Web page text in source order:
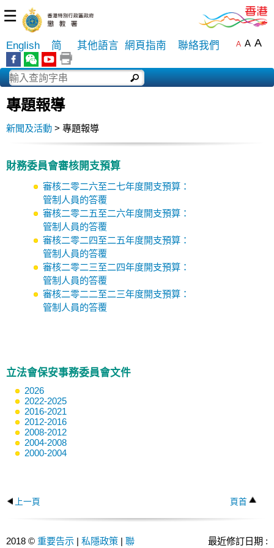
☰
English 简 其他語言 網頁指南 聯絡我們 A A A
專題報導
新聞及活動 > 專題報導
財務委員會審核開支預算
審核二零二六至二七年度開支預算：
管制人員的答覆
審核二零二五至二六年度開支預算：
管制人員的答覆
審核二零二四至二五年度開支預算：
管制人員的答覆
審核二零二三至二四年度開支預算：
管制人員的答覆
審核二零二二至二三年度開支預算：
管制人員的答覆
立法會保安事務委員會文件
2026
2022-2025
2016-2021
2012-2016
2008-2012
2004-2008
2000-2004
上一頁 頁首
2018 © 重要告示 | 私隱政策 | 聯 最近修訂日期 :